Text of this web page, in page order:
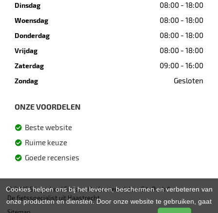
Dinsdag 08:00 - 18:00
Woensdag 08:00 - 18:00
Donderdag 08:00 - 18:00
Vrijdag 08:00 - 18:00
Zaterdag 09:00 - 16:00
Zondag Gesloten
ONZE VOORDELEN
Beste website
Ruime keuze
Goede recensies
© 2026 Slingerland Fietsen. Ondersteund doorSitePack ®
De fietsspecialist uit Haastrecht
Cookies helpen ons bij het leveren, beschermen en verbeteren van
onze producten en diensten. Door onze website te gebruiken, gaat